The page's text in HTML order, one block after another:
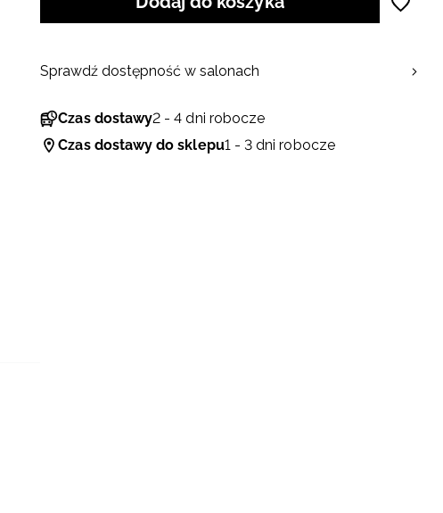
Czas dostawy2 - 4 dni robocze
Czas dostawy do sklepu1 - 3 dni robocze
Sprawdź dostępność w salonach